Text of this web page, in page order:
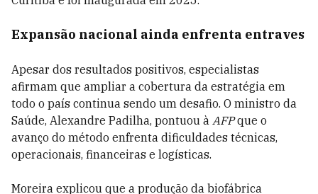
Expansão nacional ainda enfrenta entraves
Apesar dos resultados positivos, especialistas
afirmam que ampliar a cobertura da estratégia em
todo o país continua sendo um desafio. O ministro da
Saúde, Alexandre Padilha, pontuou à AFPque o
avanço do método enfrenta dificuldades técnicas,
operacionais, financeiras e logísticas.
Moreira explicou que a produção da biofábrica